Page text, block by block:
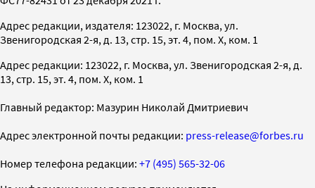
Адрес редакции, издателя: 123022, г. Москва, ул.
Звенигородская 2-я, д. 13, стр. 15, эт. 4, пом. X, ком. 1
Адрес редакции: 123022, г. Москва, ул. Звенигородская 2-я, д.
13, стр. 15, эт. 4, пом. X, ком. 1
Главный редактор: Мазурин Николай Дмитриевич
Адрес электронной почты редакции: press-release@forbes.ru
Номер телефона редакции: +7 (495) 565-32-06